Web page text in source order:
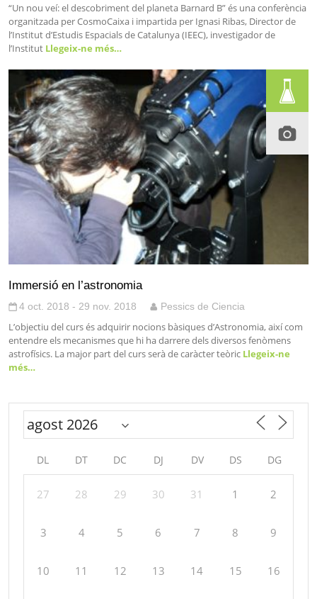
“Un nou veí: el descobriment del planeta Barnard B” és una conferència
organitzada per CosmoCaixa i impartida per Ignasi Ribas, Director de
l’Institut d’Estudis Espacials de Catalunya (IEEC), investigador de
l’Institut Llegeix-ne més…
Immersió en l’astronomia
4 oct. 2018 - 29 nov. 2018 Pessics de Ciencia
L’objectiu del curs és adquirir nocions bàsiques d’Astronomia, així com
entendre els mecanismes que hi ha darrere dels diversos fenòmens
astrofísics. La major part del curs serà de caràcter teòric Llegeix-ne
més…
DL DT DC DJ DV DS DG
27 28 29 30 31 1 2
3 4 5 6 7 8 9
10 11 12 13 14 15 16